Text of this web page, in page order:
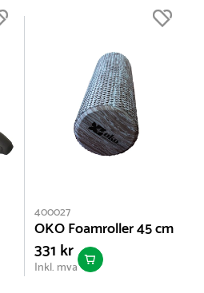
400027
OKO Foamroller 45 cm
331 kr
Inkl. mva